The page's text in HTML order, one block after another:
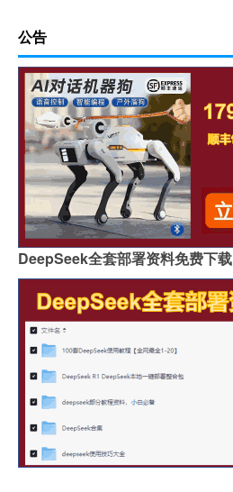
公告
DeepSeek全套部署资料免费下载